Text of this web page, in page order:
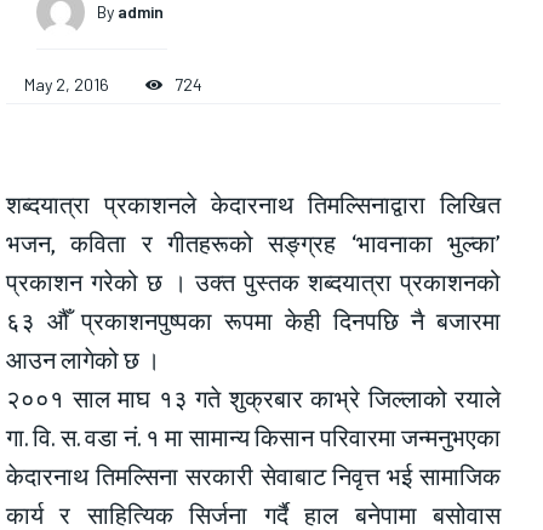
By admin
May 2, 2016 724
शब्दयात्रा प्रकाशनले केदारनाथ तिमल्सिनाद्वारा लिखित
भजन, कविता र गीतहरूको सङ्ग्रह ‘भावनाका भुल्का’
प्रकाशन गरेको छ । उक्त पुस्तक शब्दयात्रा प्रकाशनको
६३ औँ प्रकाशनपुष्पका रूपमा केही दिनपछि नै बजारमा
आउन लागेको छ ।
२००१ साल माघ १३ गते शुक्रबार काभ्रे जिल्लाको रयाले
गा. वि. स. वडा नं. १ मा सामान्य किसान परिवारमा जन्मनुभएका
केदारनाथ तिमल्सिना सरकारी सेवाबाट निवृत्त भई सामाजिक
कार्य र साहित्यिक सिर्जना गर्दै हाल बनेपामा बसोवास